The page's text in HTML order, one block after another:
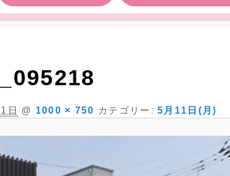
日 @ 1000 × 750 カテゴリー:5月11日(月)